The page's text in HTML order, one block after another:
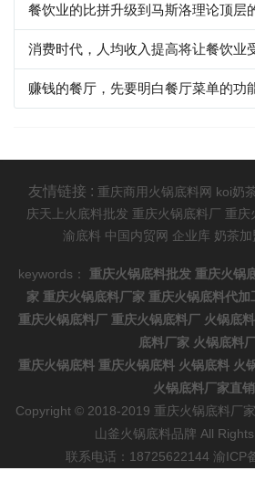
餐饮业的比拼升级到马斯洛理论顶层
消费时代，人均收入提高将让餐饮业
赚钱的餐厅，先要明白餐厅菜单的功
友情链接 : 重庆商用火锅底料网 koi奶
庆天上火底料批发 重庆火锅底料厂 重庆
渝底料 中国内贸网 企业库 奶茶加
keywords： 重庆火锅底料批发 重庆火锅
家 重庆火锅底料厂家 重庆火锅底料代加
重庆火锅底料厂 重庆火锅底料厂 火锅底
底料厂家 火锅底料
重庆火锅底料 重庆火锅底料 火锅底料 火
火锅底料厂家直销
Copyright © 2018-2019 重庆火锅底料厂
山釜火锅底料品牌 All
联系电话：18725622144 渝ICP